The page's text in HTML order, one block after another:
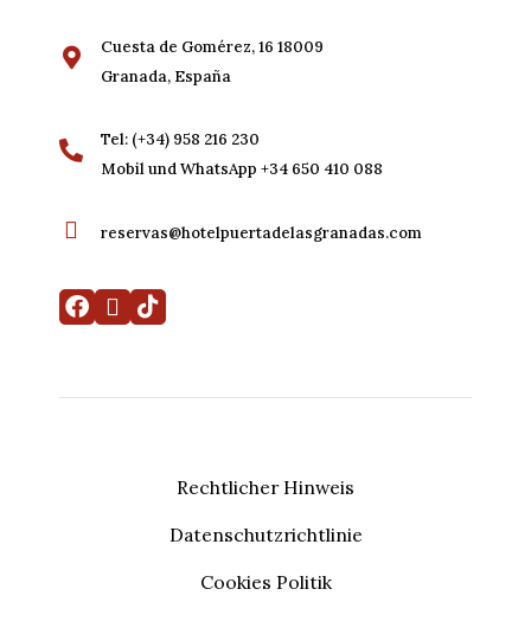
Cuesta de Gomérez, 16 18009
Granada, España
Tel: (+34) 958 216 230
Mobil und WhatsApp +34 650 410 088
reservas@hotelpuertadelasgranadas.com
Rechtlicher Hinweis
Datenschutzrichtlinie
Cookies Politik